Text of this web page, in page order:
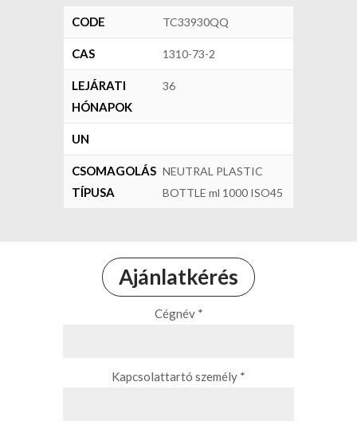
CODE TC33930QQ
CAS 1310-73-2
LEJÁRATI
HÓNAPOK
36
UN
CSOMAGOLÁS
TÍPUSA
NEUTRAL PLASTIC
BOTTLE ml 1000 ISO45
Ajánlatkérés
Cégnév *
Kapcsolattartó személy *